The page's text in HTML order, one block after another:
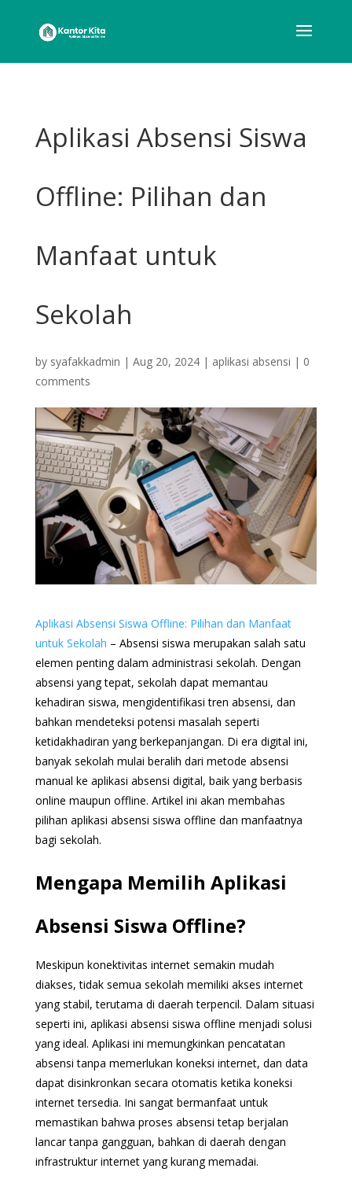
Aplikasi Absensi Siswa
Offline: Pilihan dan
Manfaat untuk
Sekolah
by syafakkadmin | Aug 20, 2024| aplikasi absensi | 0
comments
Aplikasi Absensi Siswa Offline: Pilihan dan Manfaat
untuk Sekolah – Absensi siswa merupakan salah satu
elemen penting dalam administrasi sekolah. Dengan
absensi yang tepat, sekolah dapat memantau
kehadiran siswa, mengidentifikasi tren absensi, dan
bahkan mendeteksi potensi masalah seperti
ketidakhadiran yang berkepanjangan. Di era digital ini,
banyak sekolah mulai beralih dari metode absensi
manual ke aplikasi absensi digital, baik yang berbasis
online maupun offline. Artikel ini akan membahas
pilihan aplikasi absensi siswa offline dan manfaatnya
bagi sekolah.
Mengapa Memilih Aplikasi
Absensi Siswa Offline?
Meskipun konektivitas internet semakin mudah
diakses, tidak semua sekolah memiliki akses internet
yang stabil, terutama di daerah terpencil. Dalam situasi
seperti ini, aplikasi absensi siswa offline menjadi solusi
yang ideal. Aplikasi ini memungkinkan pencatatan
absensi tanpa memerlukan koneksi internet, dan data
dapat disinkronkan secara otomatis ketika koneksi
internet tersedia. Ini sangat bermanfaat untuk
memastikan bahwa proses absensi tetap berjalan
lancar tanpa gangguan, bahkan di daerah dengan
infrastruktur internet yang kurang memadai.